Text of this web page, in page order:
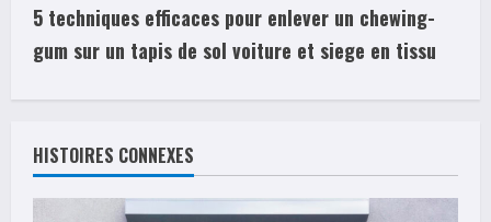
t
i
n
u
e
5 techniques efficaces pour enlever un chewing-
gum sur un tapis de sol voiture et siege en tissu
HISTOIRES CONNEXES